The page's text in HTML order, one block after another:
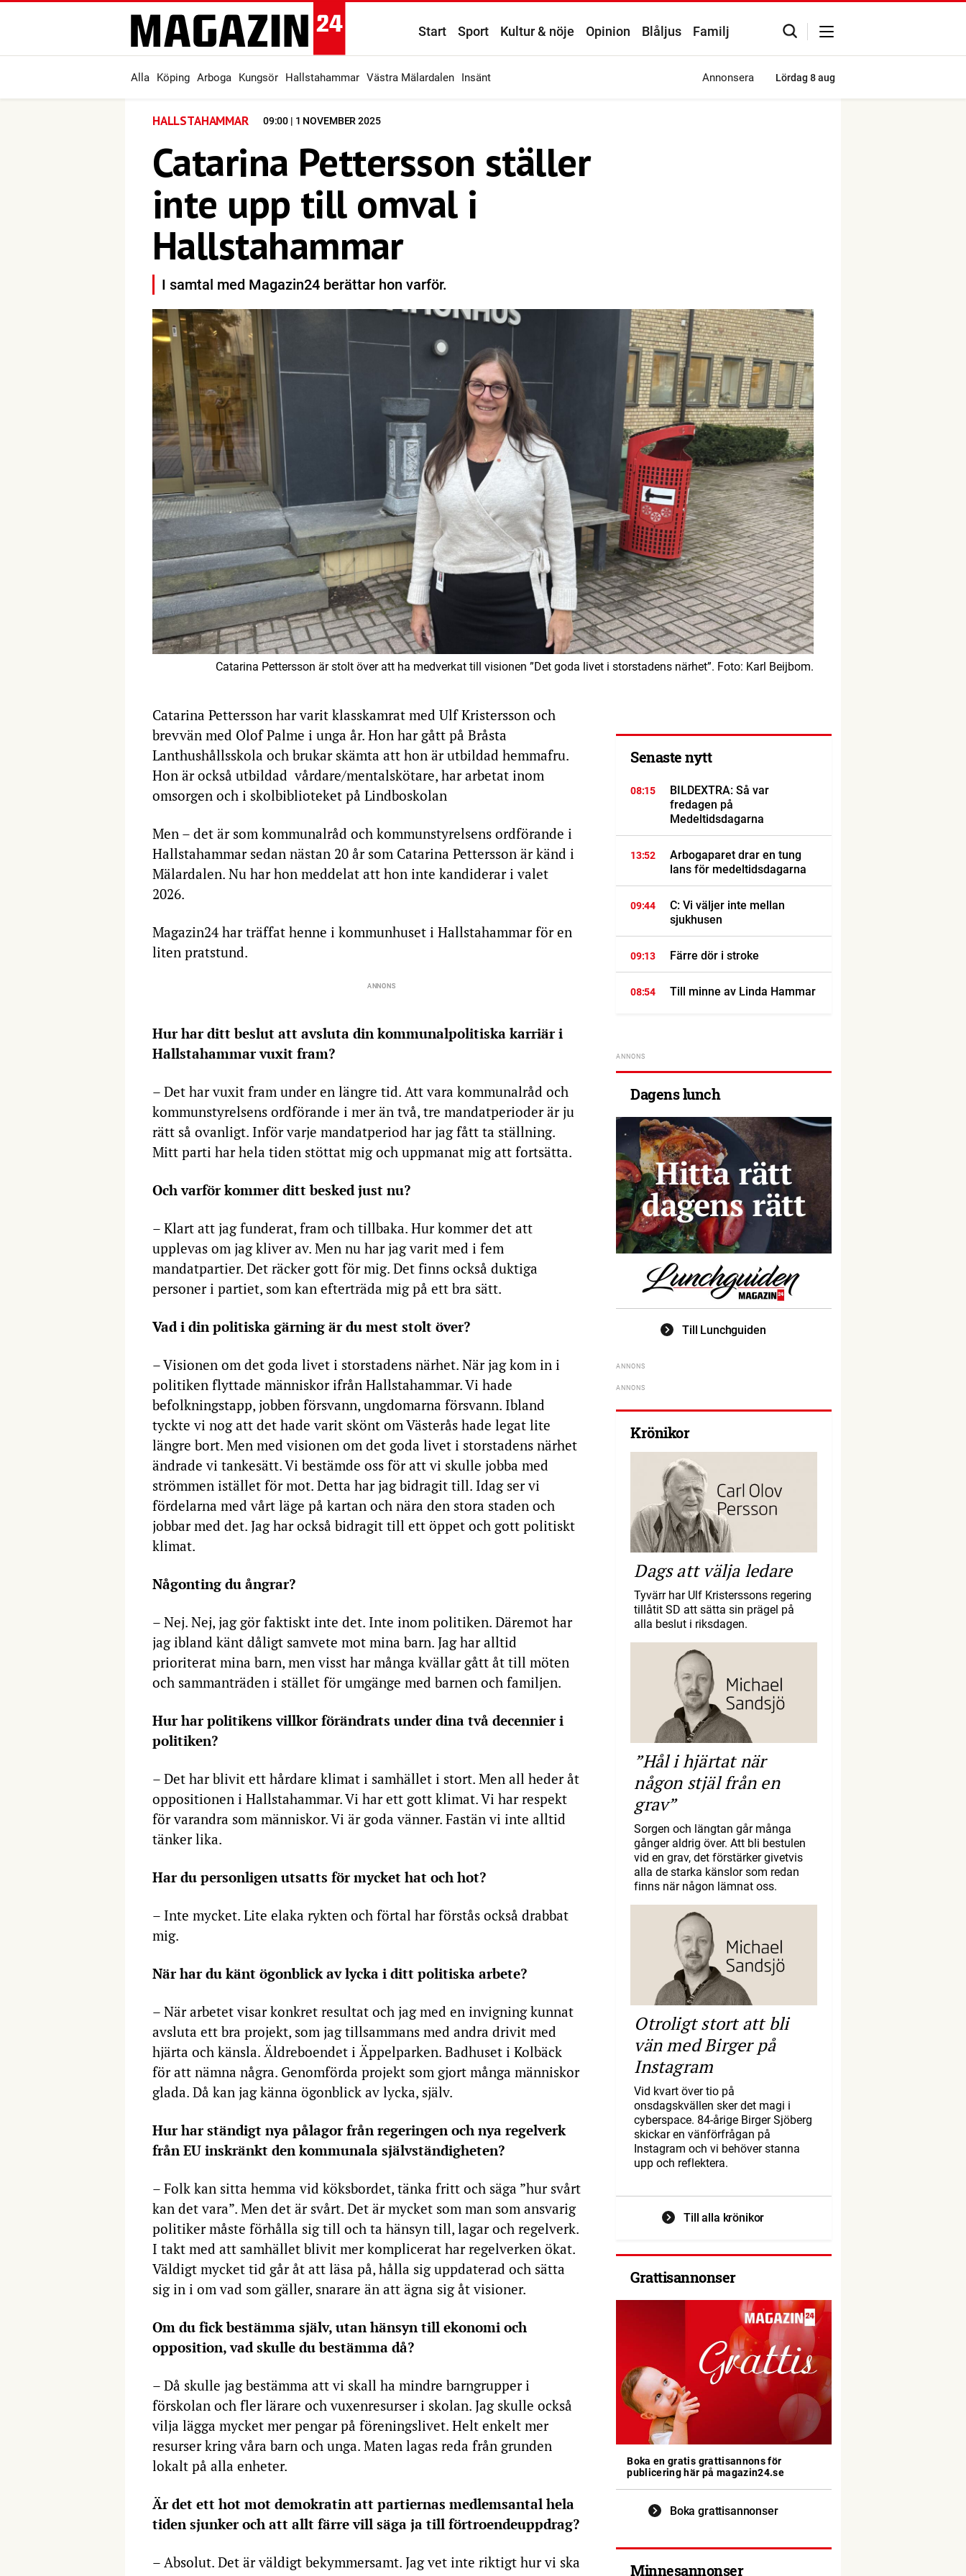
Start Sport Kultur & nöje Opinion Blåljus Familj
Alla Köping Arboga Kungsör Hallstahammar Västra Mälardalen Insänt Annonsera Lördag 8 aug
HALLSTAHAMMAR 09:00 | 1 NOVEMBER 2025
Catarina Pettersson ställer
inte upp till omval i
Hallstahammar
I samtal med Magazin24 berättar hon varför.
Catarina Pettersson är stolt över att ha medverkat till visionen ”Det goda livet i storstadens närhet”. Foto: Karl Beijbom.
Catarina Pettersson har varit klasskamrat med Ulf Kristersson och
brevvän med Olof Palme i unga år. Hon har gått på Bråsta
Lanthushållsskola och brukar skämta att hon är utbildad hemmafru.
Hon är också utbildad vårdare/mentalskötare, har arbetat inom
omsorgen och i skolbiblioteket på Lindboskolan
Men – det är som kommunalråd och kommunstyrelsens ordförande i
Hallstahammar sedan nästan 20 år som Catarina Pettersson är känd i
Mälardalen. Nu har hon meddelat att hon inte kandiderar i valet
2026.
Magazin24 har träffat henne i kommunhuset i Hallstahammar för en
liten pratstund.
Hur har ditt beslut att avsluta din kommunalpolitiska karriär i
Hallstahammar vuxit fram?
– Det har vuxit fram under en längre tid. Att vara kommunalråd och
kommunstyrelsens ordförande i mer än två, tre mandatperioder är ju
rätt så ovanligt. Inför varje mandatperiod har jag fått ta ställning.
Mitt parti har hela tiden stöttat mig och uppmanat mig att fortsätta.
Och varför kommer ditt besked just nu?
– Klart att jag funderat, fram och tillbaka. Hur kommer det att
upplevas om jag kliver av. Men nu har jag varit med i fem
mandatpartier. Det räcker gott för mig. Det finns också duktiga
personer i partiet, som kan efterträda mig på ett bra sätt.
Vad i din politiska gärning är du mest stolt över?
– Visionen om det goda livet i storstadens närhet. När jag kom in i
politiken flyttade människor ifrån Hallstahammar. Vi hade
befolkningstapp, jobben försvann, ungdomarna försvann. Ibland
tyckte vi nog att det hade varit skönt om Västerås hade legat lite
längre bort. Men med visionen om det goda livet i storstadens närhet
ändrade vi tankesätt. Vi bestämde oss för att vi skulle jobba med
strömmen istället för mot. Detta har jag bidragit till. Idag ser vi
fördelarna med vårt läge på kartan och nära den stora staden och
jobbar med det. Jag har också bidragit till ett öppet och gott politiskt
klimat.
Någonting du ångrar?
– Nej. Nej, jag gör faktiskt inte det. Inte inom politiken. Däremot har
jag ibland känt dåligt samvete mot mina barn. Jag har alltid
prioriterat mina barn, men visst har många kvällar gått åt till möten
och sammanträden i stället för umgänge med barnen och familjen.
Hur har politikens villkor förändrats under dina två decennier i
politiken?
– Det har blivit ett hårdare klimat i samhället i stort. Men all heder åt
oppositionen i Hallstahammar. Vi har ett gott klimat. Vi har respekt
för varandra som människor. Vi är goda vänner. Fastän vi inte alltid
tänker lika.
Har du personligen utsatts för mycket hat och hot?
– Inte mycket. Lite elaka rykten och förtal har förstås också drabbat
mig.
När har du känt ögonblick av lycka i ditt politiska arbete?
– När arbetet visar konkret resultat och jag med en invigning kunnat
avsluta ett bra projekt, som jag tillsammans med andra drivit med
hjärta och känsla. Äldreboendet i Äppelparken. Badhuset i Kolbäck
för att nämna några. Genomförda projekt som gjort många människor
glada. Då kan jag känna ögonblick av lycka, själv.
Hur har ständigt nya pålagor från regeringen och nya regelverk
från EU inskränkt den kommunala självständigheten?
– Folk kan sitta hemma vid köksbordet, tänka fritt och säga ”hur svårt
kan det vara”. Men det är svårt. Det är mycket som man som ansvarig
politiker måste förhålla sig till och ta hänsyn till, lagar och regelverk.
I takt med att samhället blivit mer komplicerat har regelverken ökat.
Väldigt mycket tid går åt att läsa på, hålla sig uppdaterad och sätta
sig in i om vad som gäller, snarare än att ägna sig åt visioner.
Om du fick bestämma själv, utan hänsyn till ekonomi och
opposition, vad skulle du bestämma då?
– Då skulle jag bestämma att vi skall ha mindre barngrupper i
förskolan och fler lärare och vuxenresurser i skolan. Jag skulle också
vilja lägga mycket mer pengar på föreningslivet. Helt enkelt mer
resurser kring våra barn och unga. Maten lagas reda från grunden
lokalt på alla enheter.
Är det ett hot mot demokratin att partiernas medlemsantal hela
tiden sjunker och att allt färre vill säga ja till förtroendeuppdrag?
– Absolut. Det är väldigt bekymmersamt. Jag vet inte riktigt hur vi ska
Senaste nytt
08:15
BILDEXTRA: Så var
fredagen på
Medeltidsdagarna
13:52
Arbogaparet drar en tung
lans för medeltidsdagarna
09:44
C: Vi väljer inte mellan
sjukhusen
09:13 Färre dör i stroke
08:54 Till minne av Linda Hammar
Dagens lunch
Till Lunchguiden
Krönikor
Dags att välja ledare
Tyvärr har Ulf Kristerssons regering
tillåtit SD att sätta sin prägel på
alla beslut i riksdagen.
”Hål i hjärtat när
någon stjäl från en
grav”
Sorgen och längtan går många
gånger aldrig över. Att bli bestulen
vid en grav, det förstärker givetvis
alla de starka känslor som redan
finns när någon lämnat oss.
Otroligt stort att bli
vän med Birger på
Instagram
Vid kvart över tio på
onsdagskvällen sker det magi i
cyberspace. 84-årige Birger Sjöberg
skickar en vänförfrågan på
Instagram och vi behöver stanna
upp och reflektera.
Till alla krönikor
Grattisannonser
Boka en gratis grattisannons för
publicering här på magazin24.se
Boka grattisannonser
Minnesannonser